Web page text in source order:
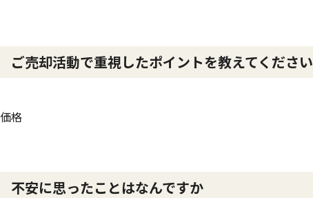
ご売却活動で重視したポイントを教えてください
価格
不安に思ったことはなんですか